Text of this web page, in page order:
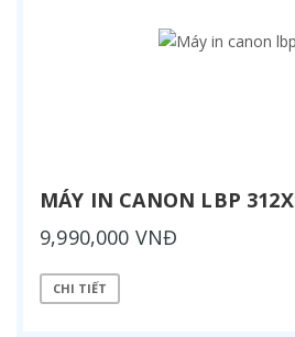
MÁY IN CANON LBP 312X
9,990,000 VNĐ
CHI TIẾT